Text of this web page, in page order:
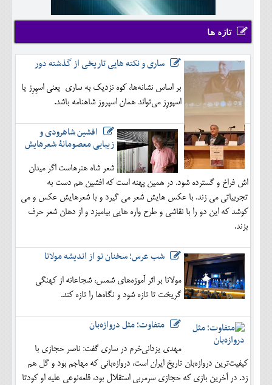
تازه ها
ساری و نکته هایی تاریخی از گذشته دور
بر اساس نشانه‌ها، کوه نزدیک به ساری یعنی اسپِرِز یا
اسپورِز می‌تواند همان اسپروز شاهنامه باشد.
افشین شاهرودی و
زیبایی معصومانۀ شعرهایش
شعر شاه هنرهاست اگر میدان
اش فراخ و گسترده شود. در همین پهنه است که افشین هم دست به
تجربیاتی می زند. با عکس هایش شعر می گیرد و با شعرهایش عکس و می
کوشد که این دو را با نقاشی و طرح واره هایی بیامیزد و از دهان شعر حرف
بزند.
شب عرس؛ سخنان نو از اندیشه مولانا
مولانا بر اثر آموزه‌های شمس، شجاعانه از کهنگی
گریخت تا تازه شود و نگاه‌ها را تازه کند.
متفاوت؛ مثل دروازه‌بان
مهدی یزدانی‌خرم در ساری گفت: ناصر حجازی با
کیفیت‌ترین دروازه‌بان تاریخ ایران است، دروازه‌بانی که مهاجم بود و گل هم
زد. در آخرین بازی که حجازی سرمربی استقلال بود، قلعه‌نوعی علیه او کودتا